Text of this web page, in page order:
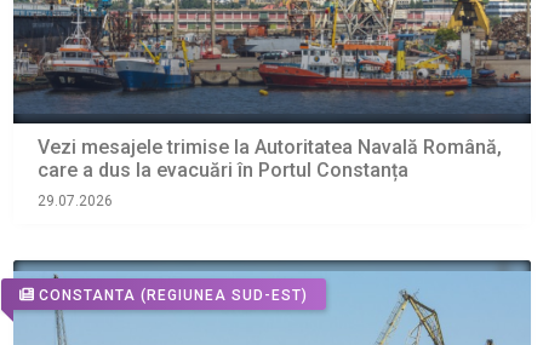
Vezi mesajele trimise la Autoritatea Navală Română,
care a dus la evacuări în Portul Constanța
29.07.2026
CONSTANTA (REGIUNEA SUD-EST)